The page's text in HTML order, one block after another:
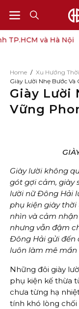
Open
navigation
OPEN
SEARCH
BAR
và Hà Nội
Home / Xu Hướng
Giày Lười Nhẹ Bước
Giày Lười
Vững
Giày lười không
gót gợi cảm, giày
lười nữ Đông Hải
phụ kiện giày thời
nhìn và cảm
nhưng vẫn đậm
Đông Hải gửi đến
luôn làm mê mẩn
Những đôi giày
phụ kiện kế thừa
chưa từng hạ
tính khó lòng